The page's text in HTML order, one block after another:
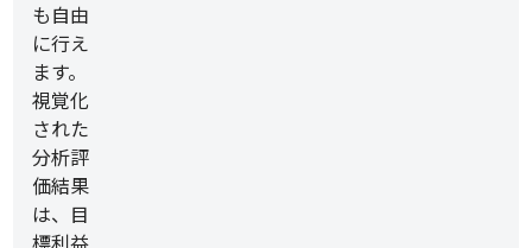
も自由
に行え
ます。
視覚化
された
分析評
価結果
は、目
標利益